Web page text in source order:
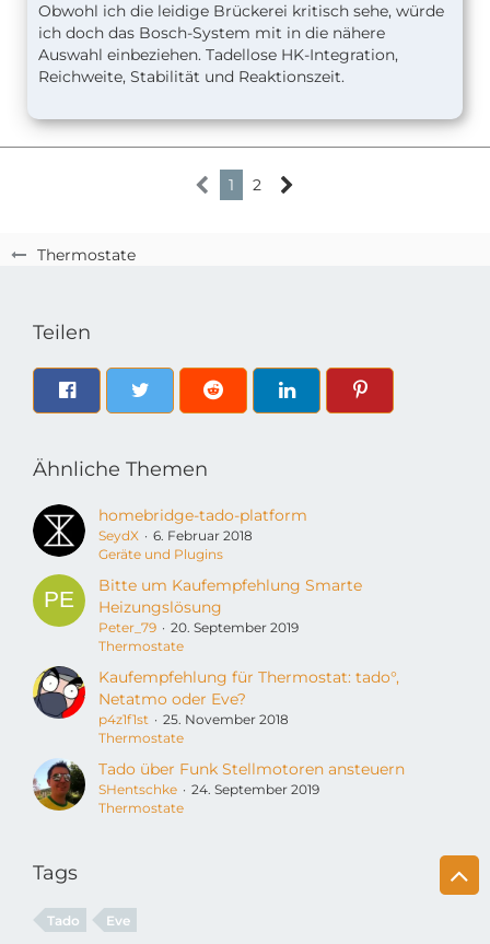
Thermostate
Obwohl ich die leidige Brückerei kritisch sehe, würde
ich doch das Bosch-System mit in die nähere
Auswahl einbeziehen. Tadellose HK-Integration,
Reichweite, Stabilität und Reaktionszeit.
1 2
Teilen
Ähnliche Themen
homebridge-tado-platform
SeydX
6. Februar 2018
Geräte und Plugins
Bitte um Kaufempfehlung Smarte
Heizungslösung
Peter_79
20. September 2019
Thermostate
Kaufempfehlung für Thermostat: tado°,
Netatmo oder Eve?
p4z1f1st
25. November 2018
Thermostate
Tado über Funk Stellmotoren ansteuern
SHentschke
24. September 2019
Thermostate
Tags
Tado Eve